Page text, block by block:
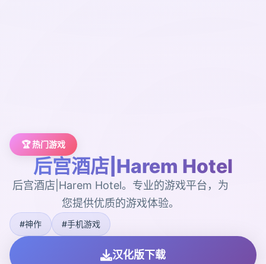
🏆 热门游戏
后宫酒店|Harem Hotel
后宫酒店|Harem Hotel。专业的游戏平台，为
您提供优质的游戏体验。
#神作 #手机游戏
汉化版下载